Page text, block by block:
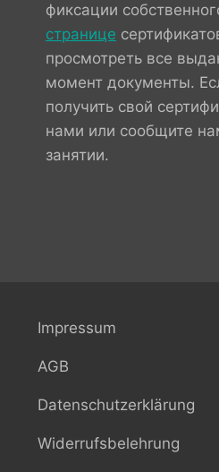
фиксации
странице
просмотреть все
момент документы.
получить свой
нами или сообщите
занятии.
Impressum
AGB
Datenschutzerklärung
Widerrufsbelehrung